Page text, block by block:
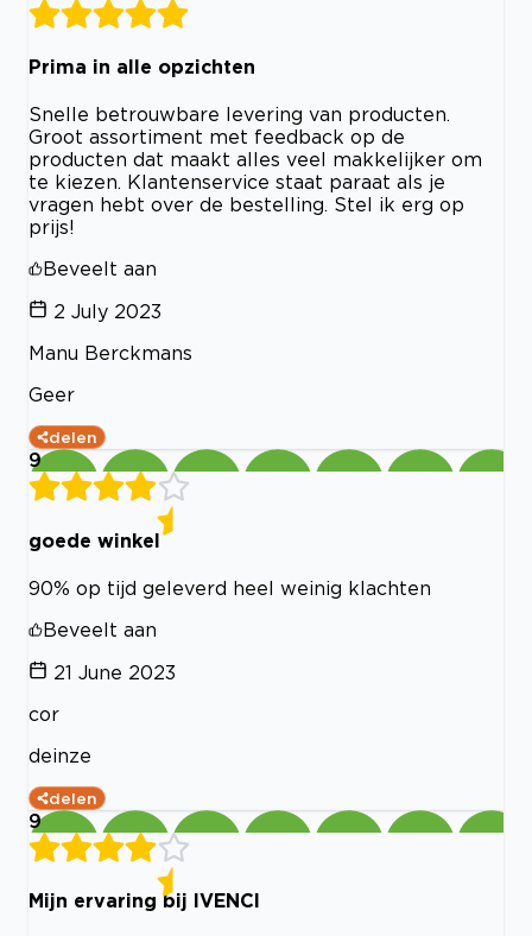
Prima in alle opzichten
Snelle betrouwbare levering van producten.
Groot assortiment met feedback op de
producten dat maakt alles veel makkelijker om
te kiezen. Klantenservice staat paraat als je
vragen hebt over de bestelling. Stel ik erg op
prijs!
Beveelt aan
2 July 2023
Manu Berckmans
Geer
delen
9
goede winkel
90% op tijd geleverd heel weinig klachten
Beveelt aan
21 June 2023
cor
deinze
delen
9
Mijn ervaring bij IVENCI